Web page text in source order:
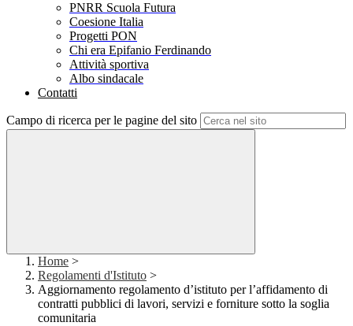
PNRR Scuola Futura
Coesione Italia
Progetti PON
Chi era Epifanio Ferdinando
Attività sportiva
Albo sindacale
Contatti
Campo di ricerca per le pagine del sito
Home >
Regolamenti d'Istituto >
Aggiornamento regolamento d’istituto per l’affidamento di
contratti pubblici di lavori, servizi e forniture sotto la soglia
comunitaria